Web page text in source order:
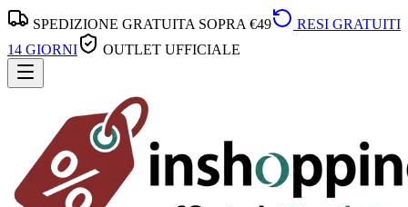
SPEDIZIONE GRATUITA SOPRA €49
RESI GRATUITI
14 GIORNI
OUTLET UFFICIALE